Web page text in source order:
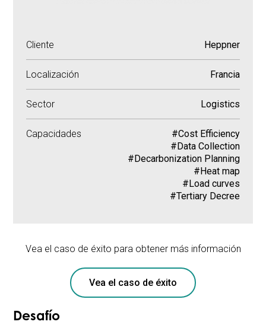
Cliente Heppner
Localización Francia
Sector Logistics
Capacidades
#Cost Efficiency
#Data Collection
#Decarbonization Planning
#Heat map
#Load curves
#Tertiary Decree
Vea el caso de éxito para obtener más información
Vea el caso de éxito
Desafío